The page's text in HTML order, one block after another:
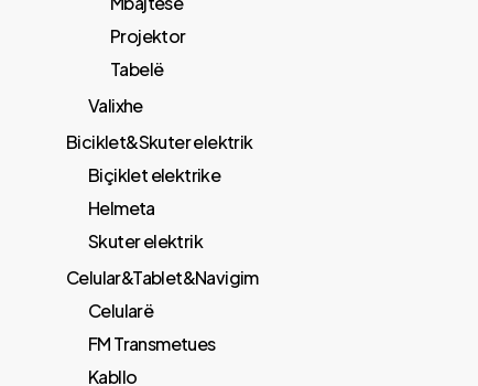
Projektor
Tabelë
Valixhe
Biciklet&Skuter elektrik
Biçiklet elektrike
Helmeta
Skuter elektrik
Celular&Tablet&Navigim
Celularë
FM Transmetues
​Kabllo